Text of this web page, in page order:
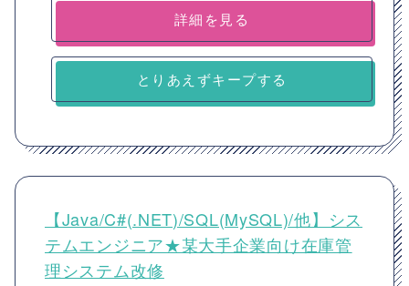
詳細を見る
とりあえずキープする
【Java/C#(.NET)/SQL(MySQL)/他】シス
テムエンジニア★某大手企業向け在庫管
理システム改修